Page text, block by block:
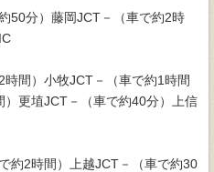
50分）藤岡JCT－（車で約2時
間）小牧JCT－（車で約1時間
更埴JCT－（車で約40分）上信
約2時間）上越JCT－（車で約30